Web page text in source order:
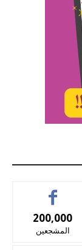
200,000
المشجعين